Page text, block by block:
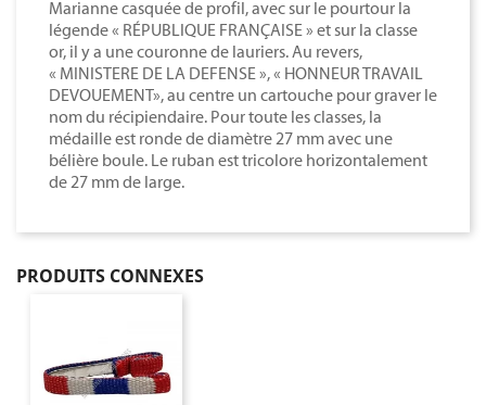
Marianne casquée de profil, avec sur le pourtour la
légende « RÉPUBLIQUE FRANÇAISE » et sur la classe
or, il y a une couronne de lauriers. Au revers,
« MINISTERE DE LA DEFENSE », « HONNEUR TRAVAIL
DEVOUEMENT», au centre un cartouche pour graver le
nom du récipiendaire. Pour toute les classes, la
médaille est ronde de diamètre 27 mm avec une
bélière boule. Le ruban est tricolore horizontalement
de 27 mm de large.
PRODUITS CONNEXES